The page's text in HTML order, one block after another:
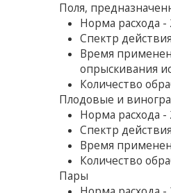
Поля,
Норма расхода -
Спектр
Время
опрыскивания
Количество
Плодовые и
Норма расхода -
Спектр
Время
Количество
Пары